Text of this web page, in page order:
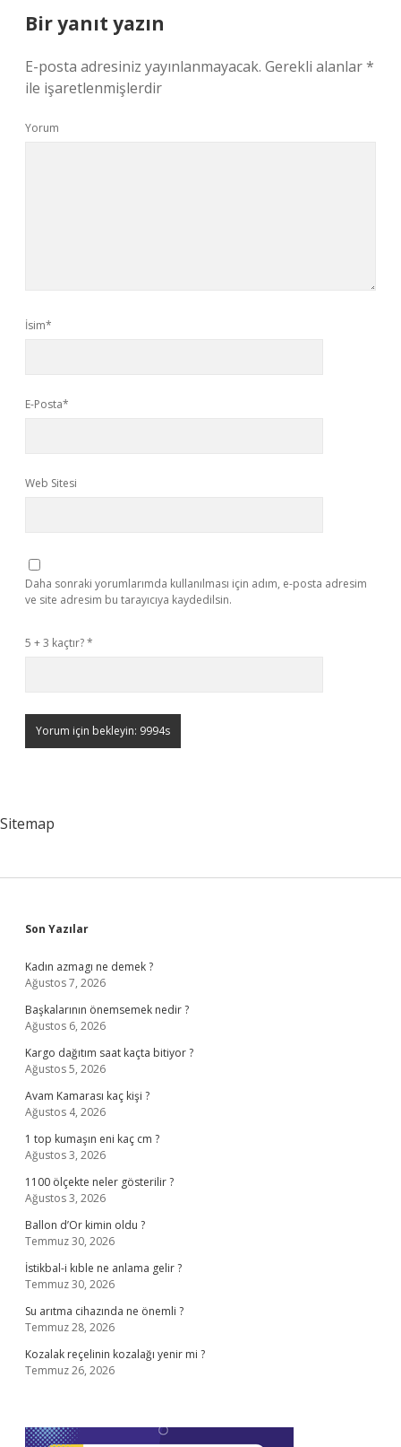
Bir yanıt yazın
E-posta adresiniz yayınlanmayacak. Gerekli alanlar*
ile işaretlenmişlerdir
Yorum
İsim*
E-Posta*
Web Sitesi
Daha sonraki yorumlarımda kullanılması için adım, e-posta adresim
ve site adresim bu tarayıcıya kaydedilsin.
5 + 3 kaçtır?*
Sitemap
Sidebar
Son Yazılar
Kadın azmagı ne demek ?
Ağustos 7, 2026
Başkalarının önemsemek nedir ?
Ağustos 6, 2026
Kargo dağıtım saat kaçta bitiyor ?
Ağustos 5, 2026
Avam Kamarası kaç kişi ?
Ağustos 4, 2026
1 top kumaşın eni kaç cm ?
Ağustos 3, 2026
1100 ölçekte neler gösterilir ?
Ağustos 3, 2026
Ballon d’Or kimin oldu ?
Temmuz 30, 2026
İstikbal-i kıble ne anlama gelir ?
Temmuz 30, 2026
Su arıtma cihazında ne önemli ?
Temmuz 28, 2026
Kozalak reçelinin kozalağı yenir mi ?
Temmuz 26, 2026